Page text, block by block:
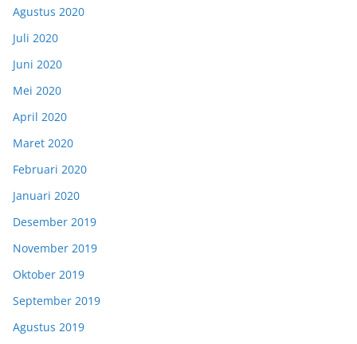
Agustus 2020
Juli 2020
Juni 2020
Mei 2020
April 2020
Maret 2020
Februari 2020
Januari 2020
Desember 2019
November 2019
Oktober 2019
September 2019
Agustus 2019